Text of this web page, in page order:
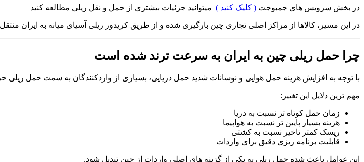
در بخش سرویس های جمبوجت ( کلیک کنید ) میتوانید جزئیات بیشتری از حمل و نقل ریلی مطالعه کنید
در این مسیر، کالاها از مراکز اصلی تجاری چین بارگیری شده و از طریق کریدور ریلی آسیای میانه به ایران
چرا حمل ریلی چین به ایران به سرعت ترند شده است
با توجه به افزایش هزینه حمل هوایی و نوسانات شدید حمل دریایی، بسیاری از واردکنندگان به سمت حمل ریلی
مهم ترین دلایل این تغییر:
زمان حمل کوتاه تر نسبت به دریا
هزینه بسیار پایین تر نسبت به هواپیما
ریسک کمتر تاخیر نسبت به کشتی
قابلیت برنامه ریزی دقیق برای واردات
این عوامل باعث شده حمل ریلی به یکی از گزینه های اصلی واردات از چین تبدیل شود.